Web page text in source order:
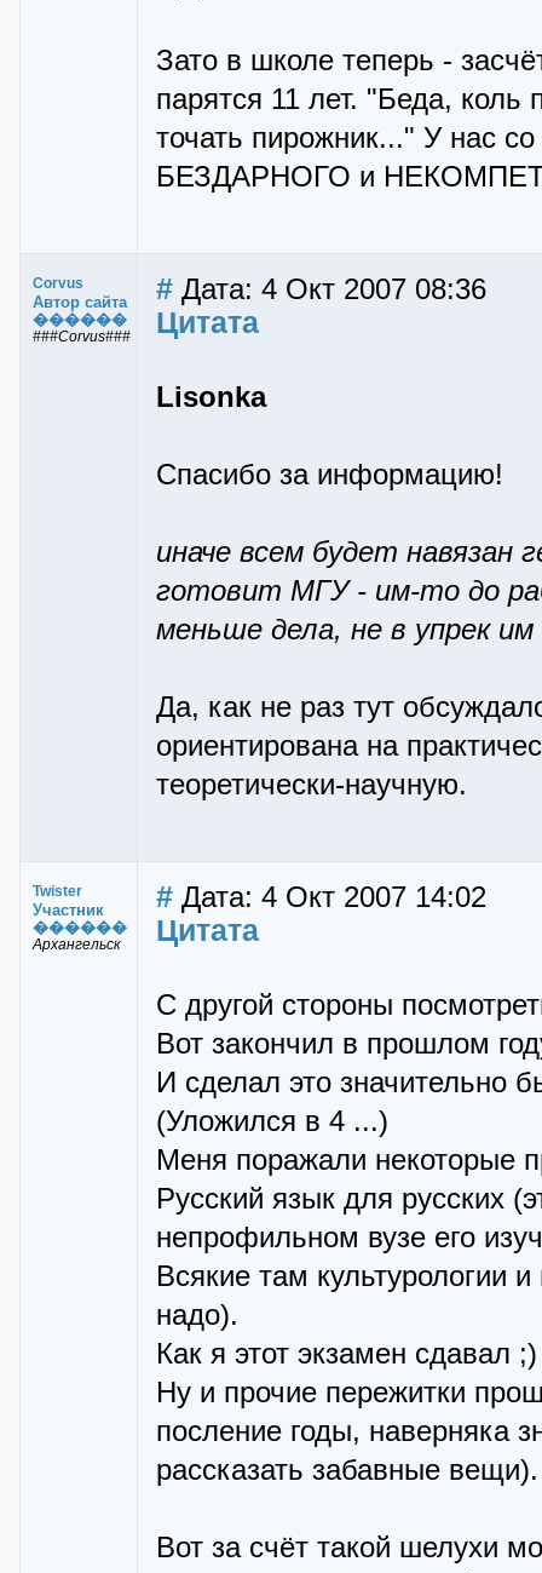
Зато в школе теперь -
парятся 11 лет. "Беда, коль
точать пирожник..." У нас
БЕЗДАРНОГО и
Corvus
Автор сайта
������
###Corvus###
# Дата: 4 Окт 2007 08:36
Цитата
Lisonka
Спасибо за информацию!
иначе всем будет навязан
готовит МГУ - им-то до
меньше дела, не в упрек
Да, как не раз тут
ориентирована на
теоретически-научную.
Twister
Участник
������
Архангельск
# Дата: 4 Окт 2007 14:02
Цитата
С другой стороны
Вот закончил в прошлом
И сделал это значительно
(Уложился в 4 ...)
Меня поражали некоторые
Русский язык для русских
непрофильном вузе его
Всякие там культурологии
надо).
Как я этот экзамен сдавал
Ну и прочие пережитки
посление годы, наверняка
рассказать забавные вещи).
Вот за счёт такой шелухи